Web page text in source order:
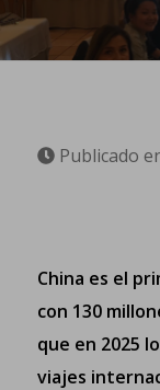
Publicado
China es el
con 130
que en 2025
viajes